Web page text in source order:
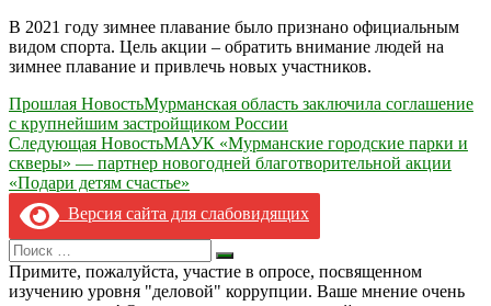
В 2021 году зимнее плавание было признано официальным
видом спорта. Цель акции – обратить внимание людей на
зимнее плавание и привлечь новых участников.
Навигация
по
записям
Прошлая НовостьМурманская область заключила соглашение
с крупнейшим застройщиком России
Следующая НовостьМАУК «Мурманские городские парки и
скверы» — партнер новогодней благотворительной акции
«Подари детям счастье»
Версия сайта для слабовидящих
Search
for:
Искать
Примите, пожалуйста, участие в опросе, посвященном
изучению уровня "деловой" коррупции. Ваше мнение очень